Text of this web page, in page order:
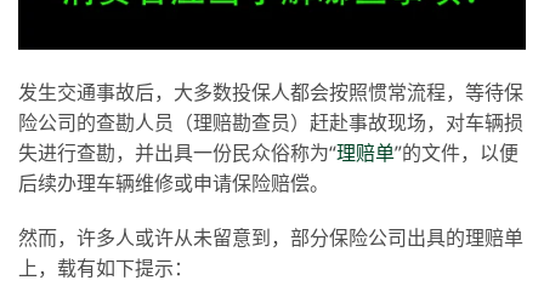
发生交通事故后，大多数投保人都会按照惯常流程，等待保
险公司的查勘人员（理赔勘查员）赶赴事故现场，对车辆损
失进行查勘，并出具一份民众俗称为“理赔单”的文件，以便
后续办理车辆维修或申请保险赔偿。
然而，许多人或许从未留意到，部分保险公司出具的理赔单
上，载有如下提示：